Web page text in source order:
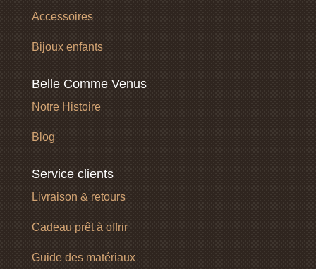
Accessoires
Bijoux enfants
Belle Comme Venus
Notre Histoire
Blog
Service clients
Livraison & retours
Cadeau prêt à offrir
Guide des matériaux